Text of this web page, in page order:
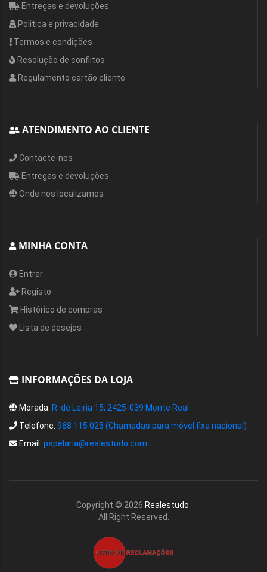
Entregas e devoluções
Politica e privacidade
Termos e condições
Resolução de conflitos
Regulamento cartão cliente
ATENDIMENTO AO CLIENTE
Contacte-nos
Entregas e devoluções
Onde nos localizamos
MINHA CONTA
Entrar
Registo
Histórico de compras
Lista de desejos
INFORMAÇÕES DA LOJA
Morada: R. de Leiria 15, 2425-039 Monte Real
Telefone: 968 115 025 (Chamadas para móvel fixa nacional)
Email: papelaria@realestudo.com
Copyright © 2026 Realestudo
All Right Reserved.